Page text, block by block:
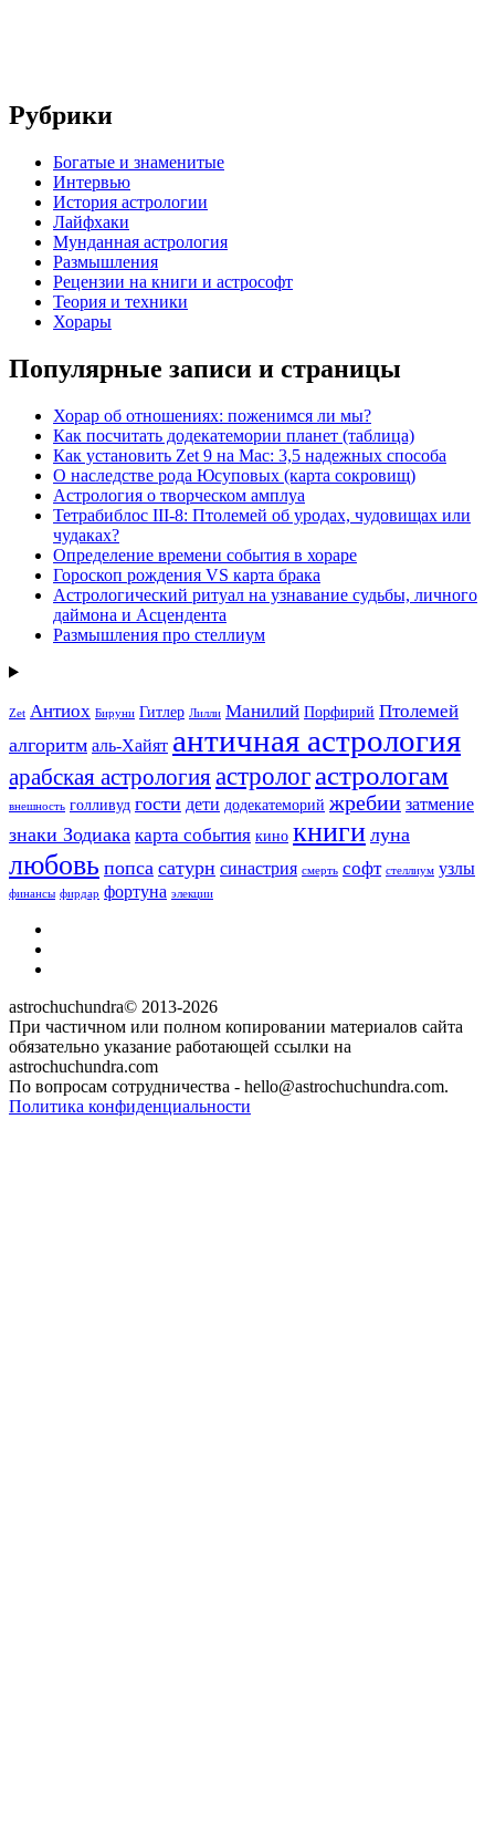
Рубрики
Богатые и знаменитые
Интервью
История астрологии
Лайфхаки
Мунданная астрология
Размышления
Рецензии на книги и астрософт
Теория и техники
Хорары
Популярные записи и страницы
Хорар об отношениях: поженимся ли мы?
Как посчитать додекатемории планет (таблица)
Как установить Zet 9 на Mac: 3,5 надежных способа
О наследстве рода Юсуповых (карта сокровищ)
Астрология о творческом амплуа
Тетрабиблос III-8: Птолемей об уродах, чудовищах или
чудаках?
Определение времени события в хораре
Гороскоп рождения VS карта брака
Астрологический ритуал на узнавание судьбы, личного
даймона и Асцендента
Размышления про стеллиум
Zet Антиох Бируни Гитлер Лилли Манилий Порфирий Птолемей
алгоритм аль-Хайят античная астрология
арабская астрологияастролог астрологам
внешность голливуд гости дети додекатеморий жребии затмение
знаки Зодиака карта события кино книги луна
любовь попса сатурн синастрия смерть софт стеллиум узлы
финансы фирдар фортуна элекции
astrochuchundra© 2013-2026
При частичном или полном копировании материалов сайта
обязательно указание работающей ссылки на
astrochuchundra.com
По вопросам сотрудничества - hello@astrochuchundra.com.
Политика конфиденциальности